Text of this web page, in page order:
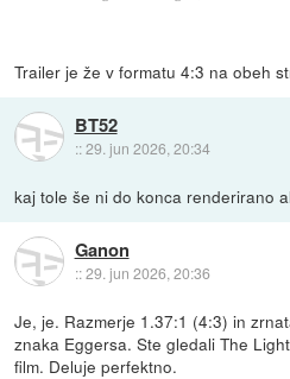
Trailer je že v formatu 4:3 na obeh
BT52
::29. jun 2026, 20:34
kaj tole še ni do konca renderirano
Ganon
::29. jun 2026, 20:36
Je, je. Razmerje 1.37:1 (4:3) in
znaka Eggersa. Ste gledali The
film. Deluje perfektno.